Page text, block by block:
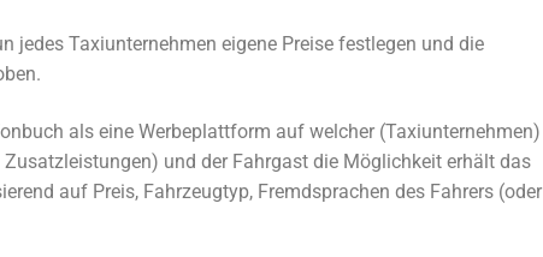
Taxiunternehmen eigene Preise festlegen und die
als eine Werbeplattform auf welcher (Taxiunternehmen)
und der Fahrgast die Möglichkeit erhält das
auf Preis, Fahrzeugtyp, Fremdsprachen des Fahrers (oder